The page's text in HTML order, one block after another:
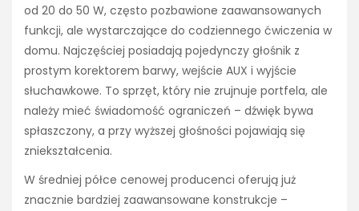
od 20 do 50 W, często pozbawione zaawansowanych
funkcji, ale wystarczające do codziennego ćwiczenia w
domu. Najczęściej posiadają pojedynczy głośnik z
prostym korektorem barwy, wejście AUX i wyjście
słuchawkowe. To sprzęt, który nie zrujnuje portfela, ale
należy mieć świadomość ograniczeń – dźwięk bywa
spłaszczony, a przy wyższej głośności pojawiają się
zniekształcenia.
W średniej półce cenowej producenci oferują już
znacznie bardziej zaawansowane konstrukcje –